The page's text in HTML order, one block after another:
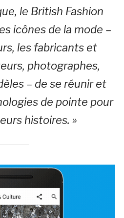
le British Fashion
icônes de la mode –
les fabricants et
photographes,
– de se réunir et
de pointe pour
histoires. »